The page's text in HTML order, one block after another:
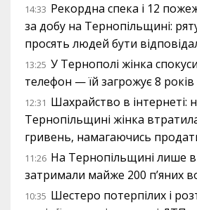
14:33 Рекордна спека і 12
за добу на Тернопільщині:
просять людей бути
13:25 У Тернополі жінка
телефон — їй загрожує 8
12:31 Шахрайство в інтернеті:
Тернопільщині жінка
гривень, намагаючись
11:26 На Тернопільщині лише в
затримали майже 200 п’яних
10:35 Шестеро потерпілих і